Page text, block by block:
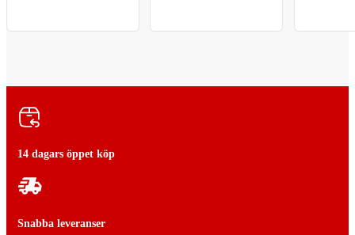
14 dagars öppet köp
Snabba leveranser